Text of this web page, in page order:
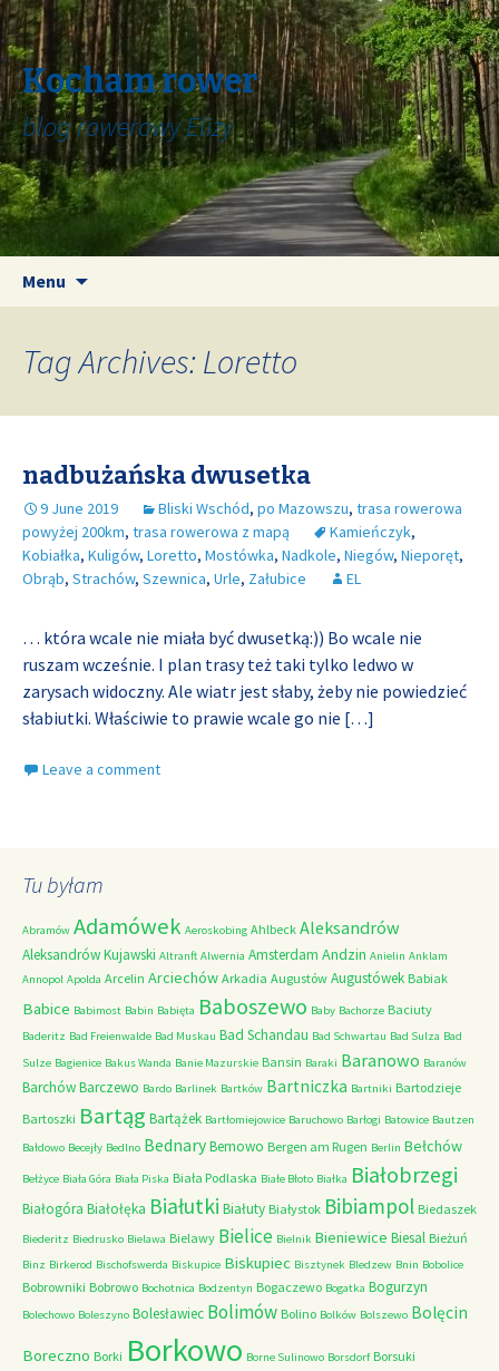
Kocham rower
blog rowerowy Elizy
Menu
Tag Archives: Loretto
nadbużańska dwusetka
9 June 2019 Bliski Wschód, po Mazowszu, trasa rowerowa
powyżej 200km, trasa rowerowa z mapą Kamieńczyk,
Kobiałka, Kuligów, Loretto, Mostówka, Nadkole, Niegów, Nieporęt,
Obrąb, Strachów, Szewnica, Urle, Załubice EL
… która wcale nie miała być dwusetką:)) Bo wcale nie
ruszam wcześnie. I plan trasy też taki tylko ledwo w
zarysach widoczny. Ale wiatr jest słaby, żeby nie powiedzieć
słabiutki. Właściwie to prawie wcale go nie […]
Leave a comment
Tu byłam
Abramów Adamówek Aeroskobing Ahlbeck Aleksandrów
Aleksandrów Kujawski Altranft Alwernia Amsterdam Andzin Anielin Anklam
Annopol Apolda Arcelin Arciechów Arkadia Augustów Augustówek Babiak
Babice Babimost Babin Babięta Baboszewo Baby Bachorze Baciuty
Baderitz Bad Freienwalde Bad Muskau Bad Schandau Bad Schwartau Bad Sulza Bad
Sulze Bagienice Bakus Wanda Banie Mazurskie Bansin Baraki Baranowo Baranów
BarchówBarczewo Bardo Barlinek Bartków Bartniczka Bartniki Bartodzieje
Bartoszki Bartąg Bartążek Bartłomiejowice Baruchowo Barłogi Batowice Bautzen
Bałdowo Becejły Bedlno BednaryBemowo Bergen am Rugen Berlin Bełchów
Bełżyce Biała Góra Biała Piska Biała Podlaska Białe Błoto Białka Białobrzegi
Białogóra Białołęka Białutki Białuty Białystok Bibiampol Biedaszek
Biederitz Biedrusko Bielawa Bielawy Bielice Bielnik Bieniewice Biesal Bieżuń
Binz Birkerod Bischofswerda Biskupice Biskupiec Bisztynek Bledzew Bnin Bobolice
Bobrowniki Bobrowo Bochotnica Bodzentyn Bogaczewo Bogatka Bogurzyn
Bolechowo Boleszyno Bolesławiec Bolimów Bolino Bolków Bolszewo Bolęcin
Boreczno Borki Borkowo Borne Sulinowo Borsdorf Borsuki